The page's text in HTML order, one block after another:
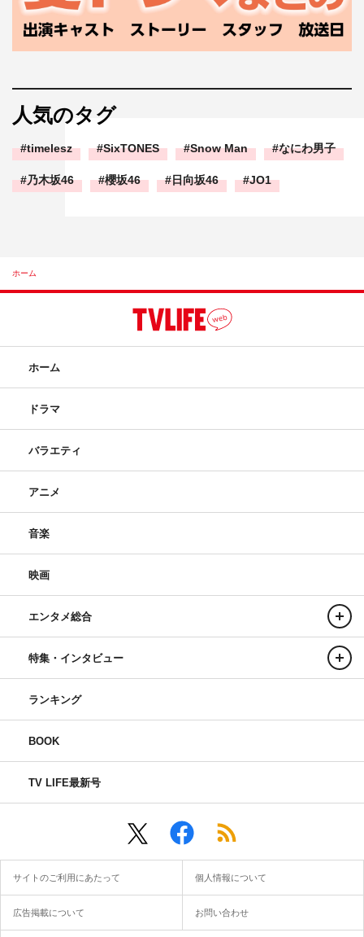
人気のタグ
timelesz SixTONES Snow Man なにわ男子
乃木坂46 櫻坂46 日向坂46 JO1
ホーム
ホーム
ドラマ
バラエティ
アニメ
音楽
映画
エンタメ総合
特集・インタビュー
ランキング
BOOK
TV LIFE最新号
サイトのご利用にあたって 個人情報について
広告掲載について お問い合わせ